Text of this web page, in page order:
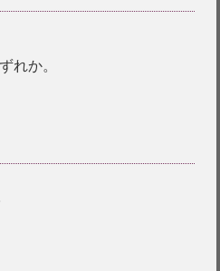
れか。